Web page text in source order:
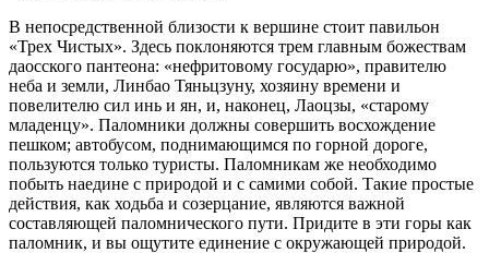
В непосредственной близости к вершине стоит павильон
«Трех Чистых». Здесь поклоняются трем главным божествам
даосского пантеона: «нефритовому государю», правителю
неба и земли, Линбао Тяньцзуну, хозяину времени и
повелителю сил инь и ян, и, наконец, Лаоцзы, «старому
младенцу». Паломники должны совершить восхождение
пешком; автобусом, поднимающимся по горной дороге,
пользуются только туристы. Паломникам же необходимо
побыть наедине с природой и с самими собой. Такие простые
действия, как ходьба и созерцание, являются важной
составляющей паломнического пути. Придите в эти горы как
паломник, и вы ощутите единение с окружающей природой.